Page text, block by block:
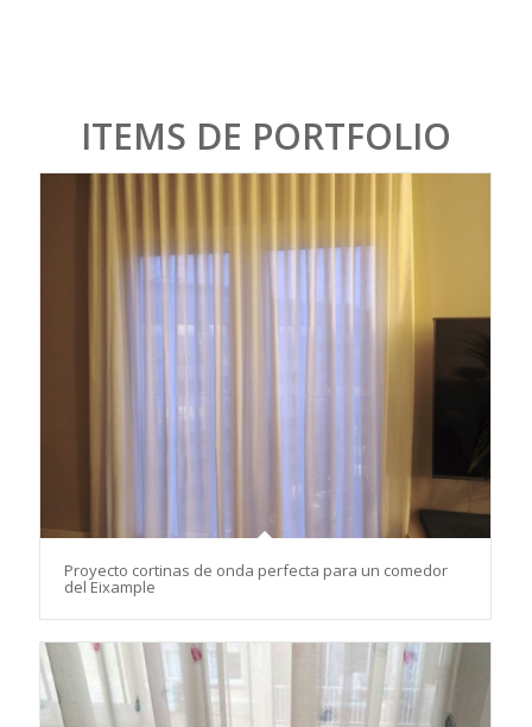
ITEMS DE PORTFOLIO
Proyecto cortinas de onda perfecta para un comedor
del Eixample